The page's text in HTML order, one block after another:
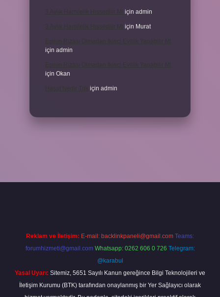
için admin
için Murat
için admin
için Okan
için admin
Reklam ve İletişim: E-mail: backlinkpaneli@gmail.com Teams:
forumhizmeti@gmail.com Whatsapp: 0262 606 0 726 Telegram:
@karabul
Yasal Uyarı: Sitemiz, 5651 Sayılı Kanun gereğince Bilgi Teknolojileri ve
İletişim Kurumu (BTK) tarafından onaylanmış bir Yer Sağlayıcı olarak